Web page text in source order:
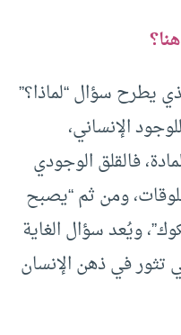
يطرح سؤال “لماذا؟”
الإنساني،
فالقلق الوجودي
ومن ثم “يصبح
ويُعد سؤال الغاية
تثور في ذهن الإنسان